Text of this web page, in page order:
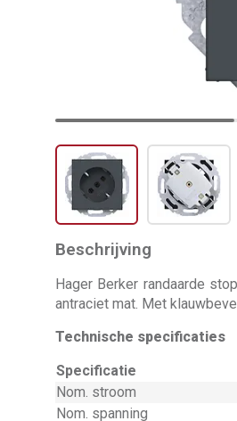
Beschrijving
Hager Berker randaarde
antraciet mat. Met
Technische specificaties
Specificatie
Nom. stroom
Nom. spanning